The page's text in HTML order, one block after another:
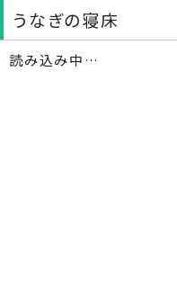
うなぎの寝床
読み込み中…